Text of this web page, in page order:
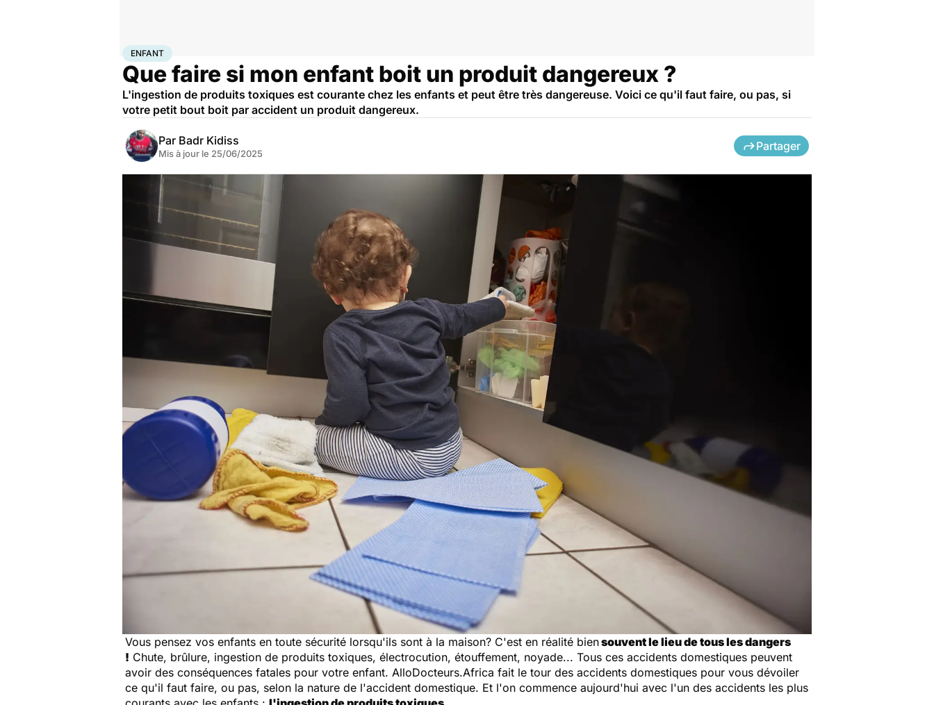
AccueilSanté
ENFANT
Que faire si mon enfant boit un produit dangereux ?
L'ingestion de produits toxiques est courante chez les enfants et peut être très dangereuse. Voici ce qu'il faut faire, ou pas, si
votre petit bout boit par accident un produit dangereux.
Par Badr Kidiss
Mis à jour le 25/06/2025
Partager
Vous pensez vos enfants en toute sécurité lorsqu'ils sont à la maison? C'est en réalité biensouvent le lieu de tous les dangers
! Chute, brûlure, ingestion de produits toxiques, électrocution, étouffement, noyade... Tous ces accidents domestiques peuvent
avoir des conséquences fatales pour votre enfant. AlloDocteurs.Africa fait le tour des accidents domestiques pour vous dévoiler
ce qu'il faut faire, ou pas, selon la nature de l'accident domestique. Et l'on commence aujourd'hui avec l'un des accidents les plus